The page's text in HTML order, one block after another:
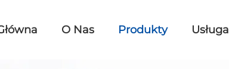
O Nas Produkty Usługa